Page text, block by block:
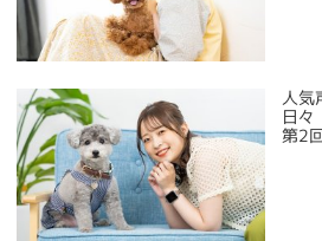
人気
日々
第2